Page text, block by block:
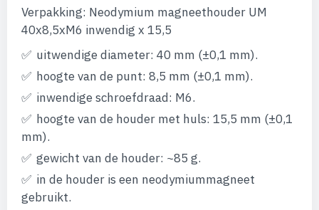
afbeeldingen-
Verpakking: Neodymium magneethouder UM
40x8,5xM6 inwendig x 15,5
uitwendige diameter: 40 mm (±0,1 mm).
hoogte van de punt: 8,5 mm (±0,1 mm).
inwendige schroefdraad: M6.
hoogte van de houder met huls: 15,5 mm (±0,1
mm).
gewicht van de houder: ~85 g.
in de houder is een neodymiummagneet
gebruikt.